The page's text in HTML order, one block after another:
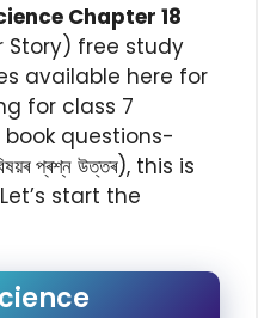
Chapter 18
free study
available here for
for class 7
questions-
প্ৰশ্ন উত্তৰ), this is
start the